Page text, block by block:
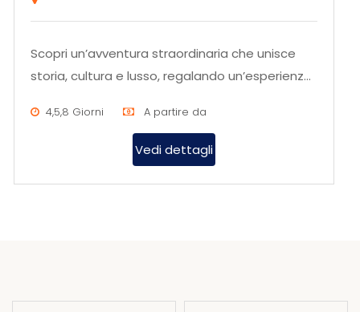
Scopri un’avventura straordinaria che unisce
storia, cultura e lusso, regalando un’esperienza
4,5,8 Giorni A partire da
Vedi dettagli